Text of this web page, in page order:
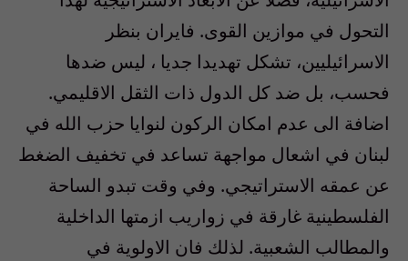
التحول في موازين القوى. فايران بنظر
الاسرائيليين، تشكل تهديدا جديا ، ليس ضدها
فحسب، بل ضد كل الدول ذات الثقل الاقليمي.
اضافة الى عدم امكان الركون لنوايا حزب الله في
لبنان في اشعال مواجهة تساعد في تخفيف الضغط
عن عمقه الاستراتيجي. وفي وقت تبدو الساحة
الفلسطينية غارقة في زواريب ازمتها الداخلية
والمطالب الشعبية. لذلك فان الاولوية في